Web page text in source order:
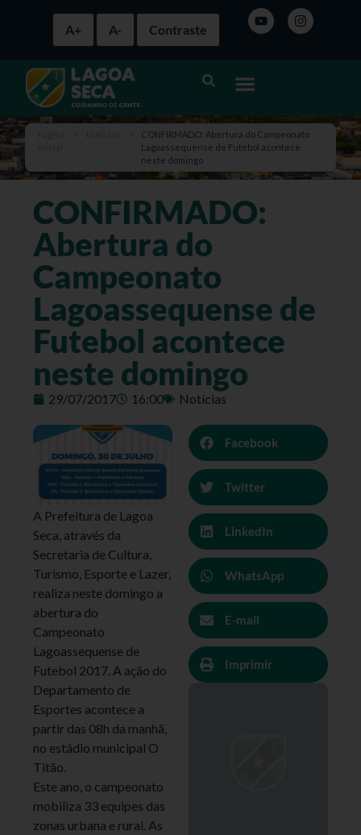
A+ A- Contraste
CONFIRMADO: Abertura do Campeonato
Lagoassequense de Futebol acontece
neste domingo
CONFIRMADO:
Abertura do
Campeonato
Lagoassequense de
Futebol acontece
neste domingo
29/07/2017 16:00 Notícias
A Prefeitura de Lagoa
Seca, através da
Secretaria de Cultura,
Turismo, Esporte e Lazer,
realiza neste domingo a
abertura do
Campeonato
Lagoassequense de
Futebol 2017. A ação do
Departamento de
Esportes acontece a
partir das 08h da manhã,
no estádio municipal O
Titão.
Este ano, o campeonato
mobiliza 33 equipes das
zonas urbana e rural. As
Facebook
Twitter
LinkedIn
WhatsApp
E-mail
Imprimir